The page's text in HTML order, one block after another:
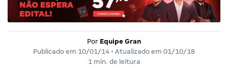
Por Equipe Gran
Publicado em 10/01/14 • Atualizado em 01/10/18
1 min. de leitura